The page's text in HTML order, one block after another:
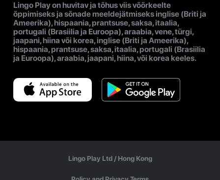
Lingo Play on huvitav ja tõhus viis võõrkeelte
õppimiseks ja sõnade meeldejätmiseks inglise (Briti ja
Ameerika), hispaania, prantsuse, saksa, itaalia,
portugali (Brasiilia ja Euroopa), araabia, vene, türgi,
jaapani, hiina või korea, inglise (Briti ja Ameerika),
hispaania, prantsuse, saksa, itaalia, portugali (Brasiilia
ja Euroopa), araabia, jaapani, hiina, või korea keeles.
Lingo Play Ltd / Hong Kong